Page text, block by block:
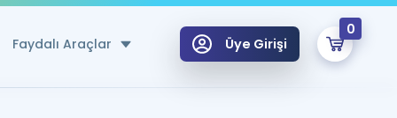
Faydalı Araçlar Üye Girişi
0